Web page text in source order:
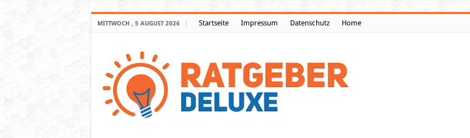
MITTWOCH , 5 AUGUST 2026 Startseite Impressum Datenschutz Home